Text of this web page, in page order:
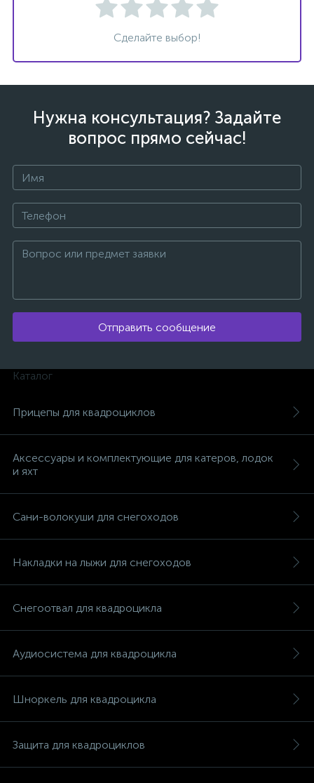
Сделайте выбор!
Нужна консультация? Задайте
вопрос прямо сейчас!
Отправить сообщение
Каталог
Прицепы для квадроциклов
Аксессуары и комплектующие для катеров, лодок
и яхт
Сани-волокуши для снегоходов
Накладки на лыжи для снегоходов
Снегоотвал для квадроцикла
Аудиосистема для квадроцикла
Шноркель для квадроцикла
Защита для квадроциклов